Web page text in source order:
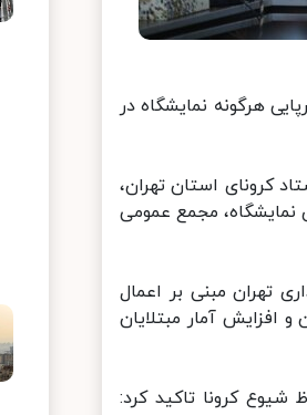
هرگونه نمایشگاه در
استان تهران،
مجمع عمومی
تهران مبنی بر اعمال
آمار مبتلایان
کرونا تاکید کرد: